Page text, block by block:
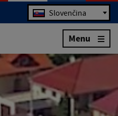
Jazyk Slovenčina
Menu